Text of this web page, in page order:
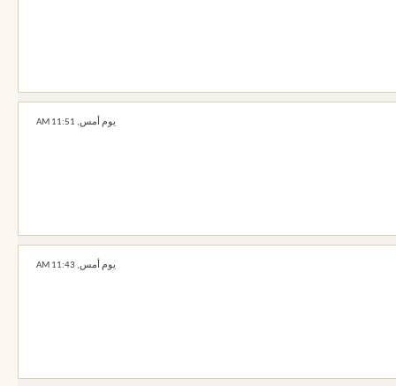
يوم أمس, 11:51 AM
يوم أمس, 11:43 AM